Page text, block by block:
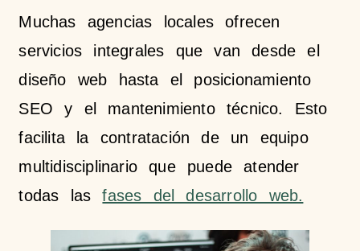
Muchas agencias locales ofrecen
servicios integrales que van desde el
diseño web hasta el posicionamiento
SEO y el mantenimiento técnico. Esto
facilita la contratación de un equipo
multidisciplinario que puede atender
todas lasfases del desarrollo web.